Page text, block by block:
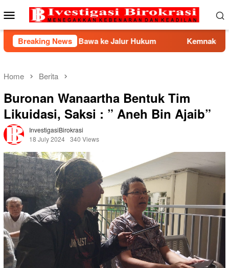
to
Mobile
Menu
Breaking News
Bawa ke Jalur Hukum Kemnaker Berhasil
Home Berita
Buronan Wanaartha Bentuk Tim
Likuidasi, Saksi : ” Aneh Bin Ajaib”
InvestigasiBirokrasi
18 July 2024 340 Views